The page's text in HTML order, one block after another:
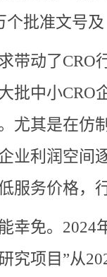
个批准文号
带动了CRO
批中小CRO
尤其是在仿
业利润空间
服务价格，
幸免。2024
究项目”从